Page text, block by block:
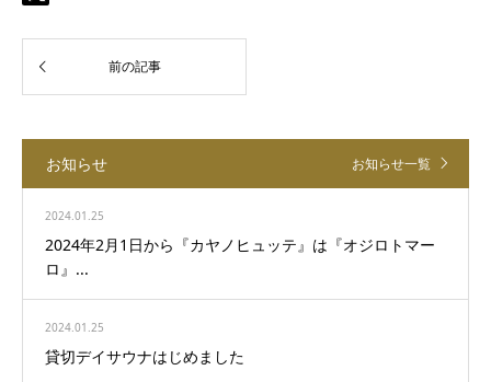
お知らせ お知らせ一覧
2024.01.25
2024年2月1日から『カヤノヒュッテ』は『オジロトマー
ロ』...
2024.01.25
貸切デイサウナはじめました